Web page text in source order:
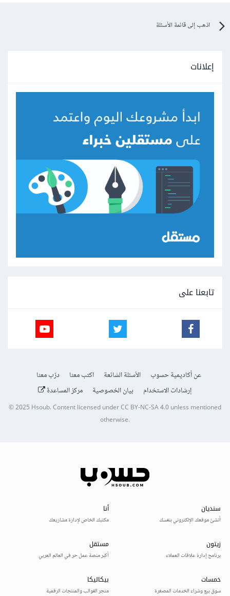
اذهب إلى قائمة الأسئلة
إعلانات
تابعنا على
عن أكاديمية حسوب الأسئلة الشائعة اكتب معنا
درّب معنا
إرشادات الاستخدام
بيان الخصوصية مركز المساعدة
© 2025Hsoub.Content licensed underCC BY-NC-SA 4.0unless mentioned
otherwise.